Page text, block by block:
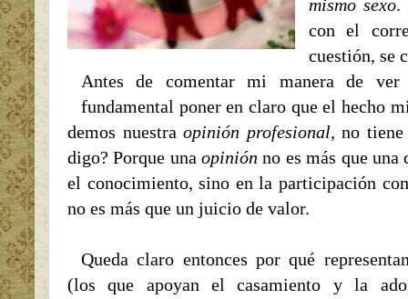
mismo sexo.
con el
cuestión, se
Antes de comentar mi manera de ver
fundamental poner en claro que el hecho
demos nuestraopinión profesional, no
digo? Porque unaopinión no es más que una
el conocimiento, sino en la participación
no es más que un juicio de valor.
Queda claro entonces por qué
(los que apoyan el casamiento y la